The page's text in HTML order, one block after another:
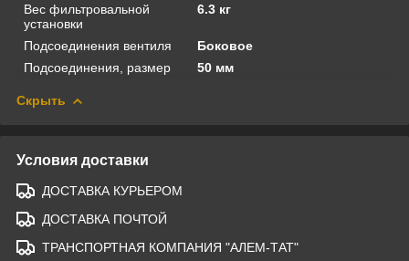
Вес фильтровальной
установки
6.3 кг
Подсоединения вентиля
Боковое
Подсоединения, размер
50 мм
Скрыть
Условия доставки
ДОСТАВКА КУРЬЕРОМ
ДОСТАВКА ПОЧТОЙ
ТРАНСПОРТНАЯ КОМПАНИЯ "АЛЕМ-ТАТ"